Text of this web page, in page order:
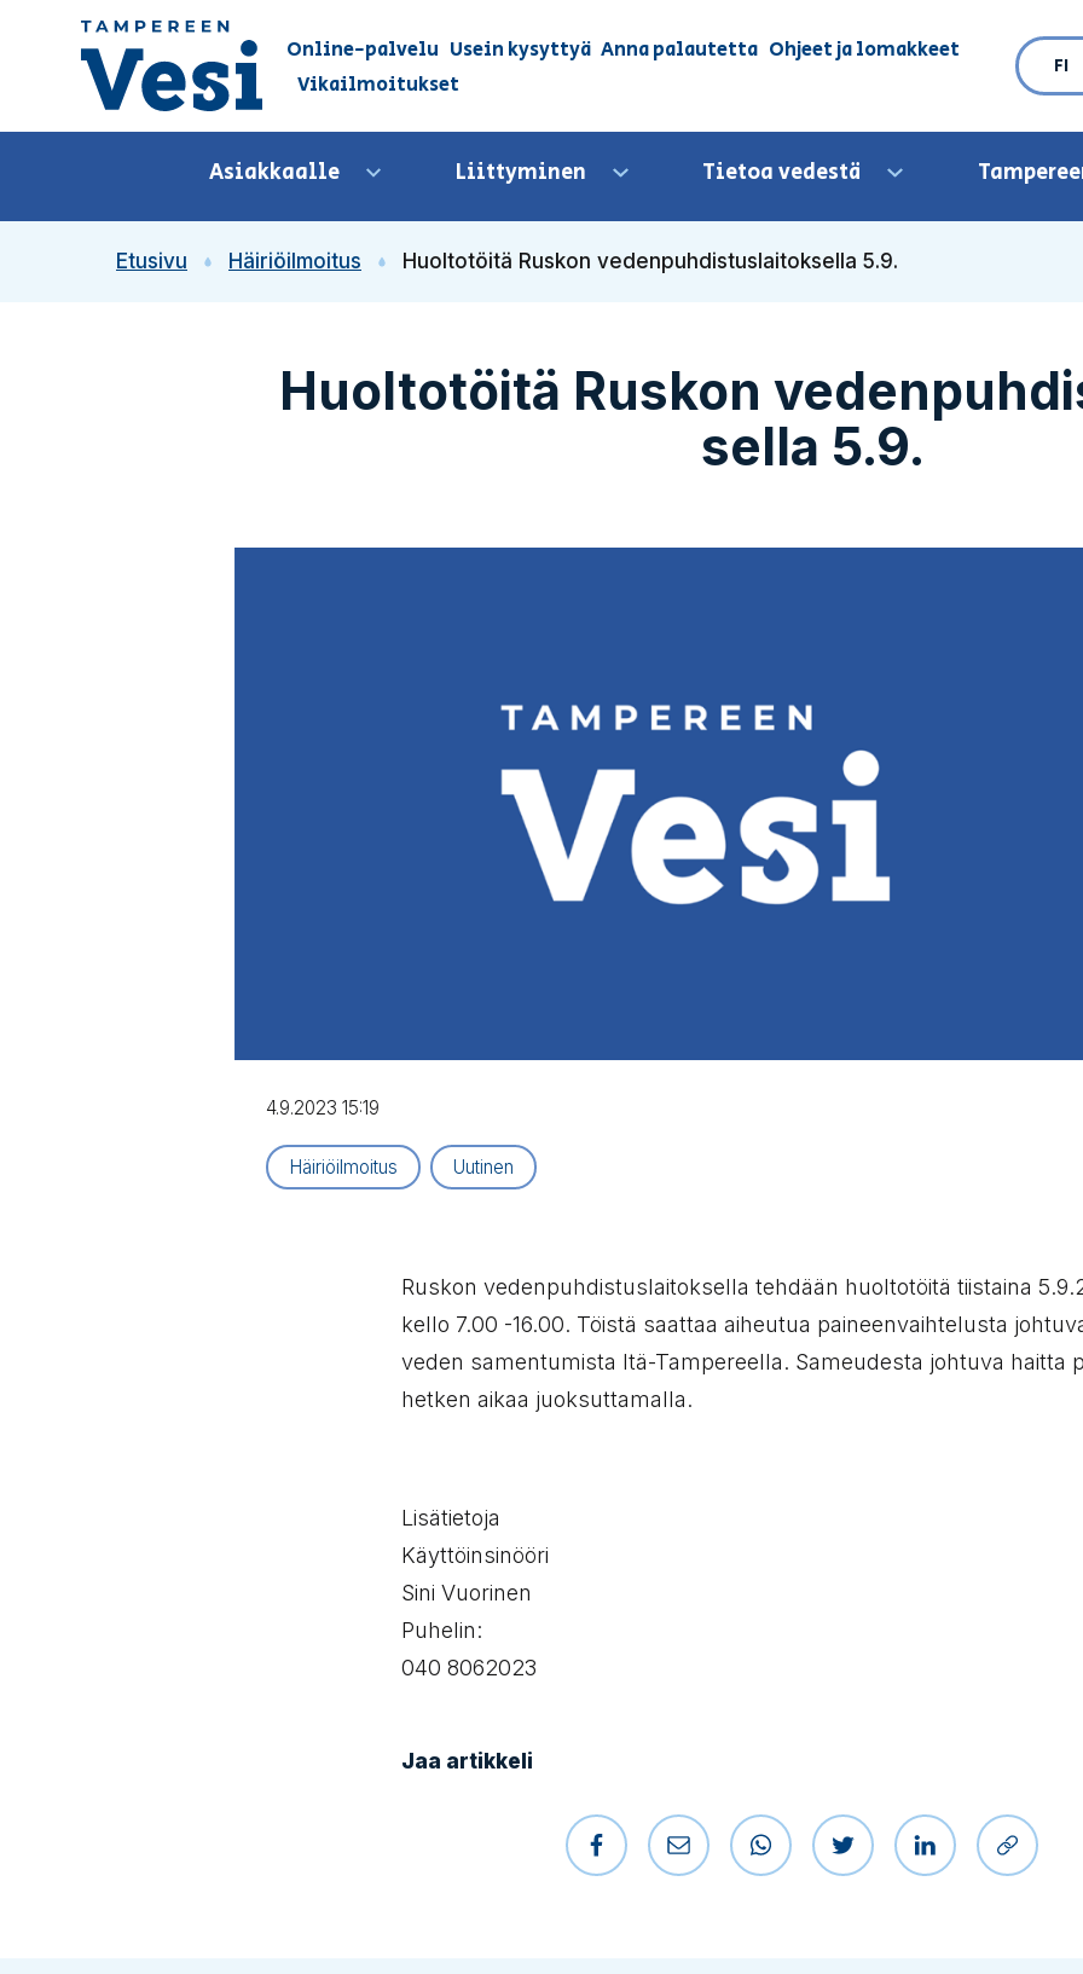
Siirry sisältöön
Siirry etusivulle
Online-palvelu Usein kysyttyä Anna palautetta Ohjeet ja lomakkeet
Vikailmoitukset
FI
Asiakkaalle Avaa valikkoLiittyminen Avaa valikkoTietoa vedestä Avaa valikko
Etusivu Häiriöilmoitus Huoltotöitä Ruskon vedenpuhdistuslaitok­sella 5.9.
Huoltotöitä Ruskon
sella 5.9.
4.9.2023 15:19
Artikkelityyppi:
Häiriöilmoitus Artikkelityyppi:
Uutinen
Ruskon vedenpuhdistuslaitoksella tehdään huoltotöitä tiistaina
kello 7.00 -16.00. Töistä saattaa aiheutua paineenvaihtelusta
veden samentumista Itä-Tampereella. Sameudesta johtuva haitta
hetken aikaa juoksuttamalla.
Lisätietoja
Käyttöinsinööri
Sini Vuorinen
Puhelin:
040 8062023
Jaa artikkeli
Jaa Facebookissa
Jaa sähköpostilla
Jaa WhatsAppissa
Jaa TwitterissäJaa LinkedInissä
Kopioi